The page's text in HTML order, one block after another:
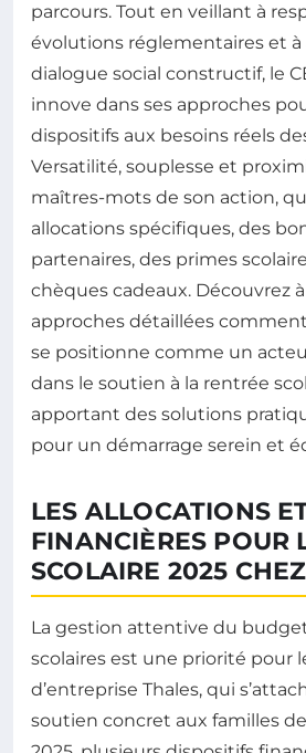
parcours. Tout en veillant à
évolutions réglementaires et à
dialogue social constructif, le
innove dans ses approches
dispositifs aux besoins réels
Versatilité, souplesse et
maîtres-mots de son action,
allocations spécifiques, des
partenaires, des primes
chèques cadeaux. Découvrez
approches détaillées
se positionne comme un
dans le soutien à la rentrée
apportant des solutions
pour un démarrage serein et
LES ALLOCATIONS
FINANCIÈRES POUR
SCOLAIRE 2025
La gestion attentive du
scolaires est une priorité pour
d’entreprise Thales, qui
soutien concret aux familles